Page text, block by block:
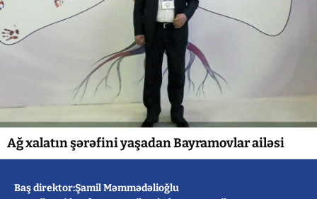
Ağ xalatın şərəfini yaşadan Bayramovlar ailəsi
Baş direktor:Şamil Məmmədəlioğlu